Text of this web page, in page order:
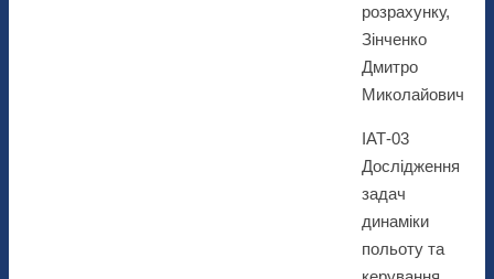
розрахунку,
Зінченко
Дмитро
Миколайович
ІАТ-03
Дослідження
задач
динаміки
польоту та